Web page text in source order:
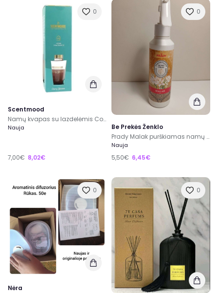
0
Scentmood
Namų kvapas su lazdelėmis Cone 100ml Cherry Blossom
Nauja
7,00€ 8,02€
0
Be Prekės Ženklo
Prady Malak purškiamas namų kvapas
Nauja
5,50€ 6,45€
0
Nėra
0